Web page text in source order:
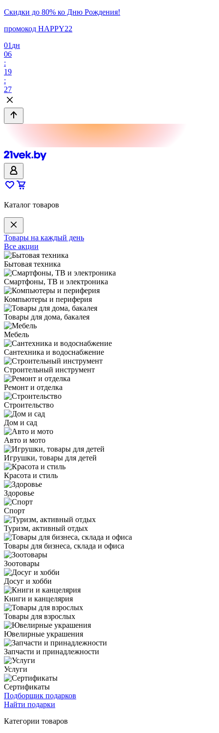
Скидки до 80% ко Дню Рождения!
промокод HAPPY22
01 дн
06
:
19
:
27
Каталог товаров
Товары на каждый день
Все акции
Бытовая техника
Смартфоны, ТВ и электроника
Компьютеры и периферия
Товары для дома, бакалея
Мебель
Сантехника и водоснабжение
Строительный инструмент
Ремонт и отделка
Строительство
Дом и сад
Авто и мото
Игрушки, товары для детей
Красота и стиль
Здоровье
Спорт
Туризм, активный отдых
Товары для бизнеса, склада и офиса
Зоотовары
Досуг и хобби
Книги и канцелярия
Товары для взрослых
Ювелирные украшения
Запчасти и принадлежности
Услуги
Сертификаты
Подборщик подарков
Найти подарки
Категории товаров